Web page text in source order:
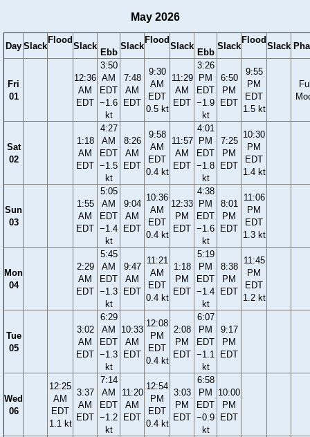
May 2026
Day Slack
Flood
Slack
Ebb
Slack
Flood
Slack
Ebb
Slack
Flood
Slack
Fri
01
12:36
AM
EDT
3:50
AM
EDT
−1.6
kt
7:48
AM
EDT
9:30
AM
EDT
0.5 kt
11:29
AM
EDT
3:26
PM
EDT
−1.9
kt
6:50
PM
EDT
9:55
PM
EDT
1.5 kt
Sat
02
1:18
AM
EDT
4:27
AM
EDT
−1.5
kt
8:26
AM
EDT
9:58
AM
EDT
0.4 kt
11:57
AM
EDT
4:01
PM
EDT
−1.8
kt
7:25
PM
EDT
10:30
PM
EDT
1.4 kt
Sun
03
1:55
AM
EDT
5:05
AM
EDT
−1.4
kt
9:04
AM
EDT
10:36
AM
EDT
0.4 kt
12:33
PM
EDT
4:38
PM
EDT
−1.6
kt
8:01
PM
EDT
11:06
PM
EDT
1.3 kt
Mon
04
2:29
AM
EDT
5:45
AM
EDT
−1.3
kt
9:47
AM
EDT
11:21
AM
EDT
0.4 kt
1:18
PM
EDT
5:19
PM
EDT
−1.4
kt
8:38
PM
EDT
11:45
PM
EDT
1.2 kt
Tue
05
3:02
AM
EDT
6:29
AM
EDT
−1.3
kt
10:33
AM
EDT
12:08
PM
EDT
0.4 kt
2:08
PM
EDT
6:07
PM
EDT
−1.1
kt
9:17
PM
EDT
Wed
06
12:25
AM
EDT
1.1 kt
3:37
AM
EDT
7:14
AM
EDT
−1.2
kt
11:20
AM
EDT
12:54
PM
EDT
0.4 kt
3:03
PM
EDT
6:58
PM
EDT
−0.9
kt
10:00
PM
EDT